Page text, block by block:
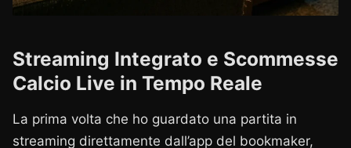
Streaming Integrato e Scommesse
Calcio Live in Tempo Reale
La prima volta che ho guardato una partita in
streaming direttamente dall’app del bookmaker,